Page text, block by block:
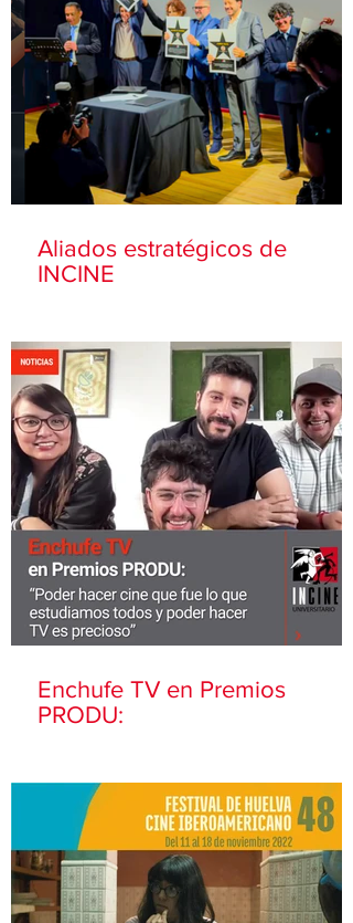
Aliados estratégicos de
INCINE
Enchufe TV en Premios
PRODU: